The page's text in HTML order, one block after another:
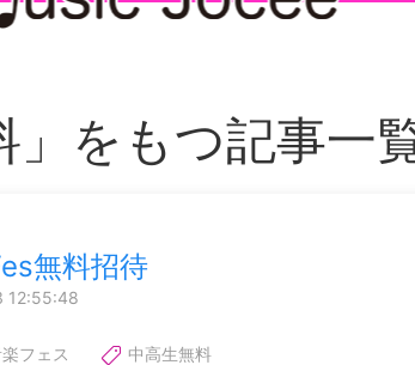
」をもつ記事一
無料招待
12:55:48
フェス 中高生無料